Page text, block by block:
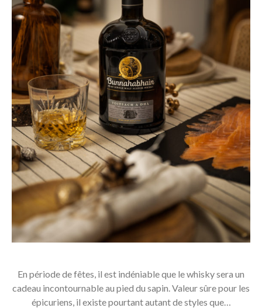
En période de fêtes, il est indéniable que le whisky sera un
cadeau incontournable au pied du sapin. Valeur sûre pour les
épicuriens, il existe pourtant autant de styles que…